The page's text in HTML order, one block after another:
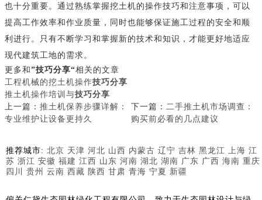
也十分重要。通过熟练掌握挖土机的操作技巧和注意事项，可以
提高工作效率和作业质量，同时也能够保证施工过程的安全和顺
利进行。只有不断学习和掌握新的技术和知识，才能更好地适应
现代建筑工地的需求。
更多和 ”技巧分享“相关的文章
工程机械的挖土机操作技巧分享
推土机操作培训与技巧分享
上一篇： 推土机保养步骤详解：
专业维护让设备更持久
下一篇： 二手推土机市场调查：
购买前必看的几点建议
推荐城市: 北京 天津 河北 山西 内蒙古 辽宁 吉林 黑龙江 上海 江
苏 浙江 安徽 福建 江西 山东 河南 湖北 湖南 广东 广西 海南 重庆
四川
贵州 云南 西藏 陕西 甘肃 青海 宁夏 新疆